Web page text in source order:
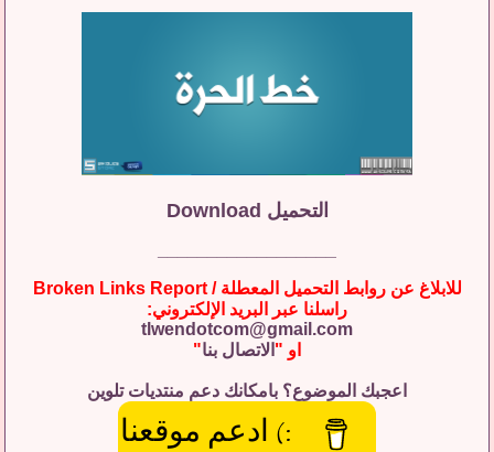
التحميل Download
للابلاغ عن روابط التحميل المعطلة / Broken Links Report
راسلنا عبر البريد الإلكتروني:
tlwendotcom@gmail.com
او " الاتصال بنا"
اعجبك الموضوع؟ بامكانك دعم منتديات تلوين
:) ادعم موقعنا